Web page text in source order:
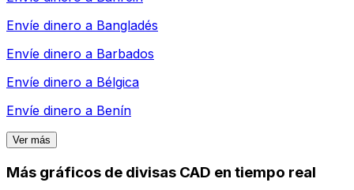
Envíe dinero a Bangladés
Envíe dinero a Barbados
Envíe dinero a Bélgica
Envíe dinero a Benín
Ver más
Más gráficos de divisas CAD en tiempo real